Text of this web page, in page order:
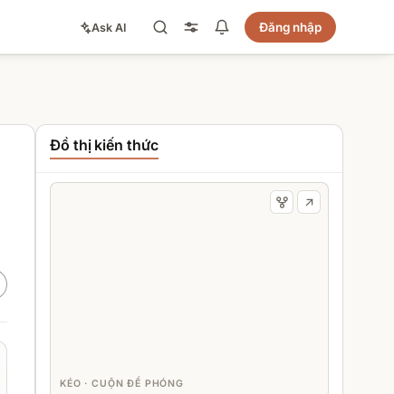
Ask AI Đăng nhập
Đồ thị kiến thức
KÉO · CUỘN ĐỂ PHÓNG